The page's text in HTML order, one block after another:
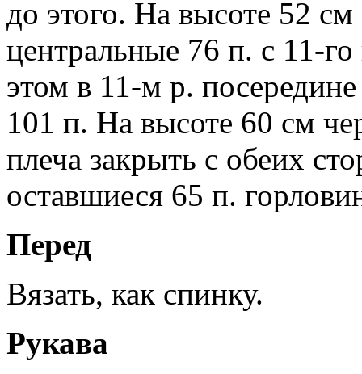
до этого. На высоте 52
центральные 76 п. с 11-
этом в 11-м р.
101 п. На высоте 60 см
плеча закрыть с обеих
оставшиеся 65 п.
Перед
Вязать, как спинку.
Рукава